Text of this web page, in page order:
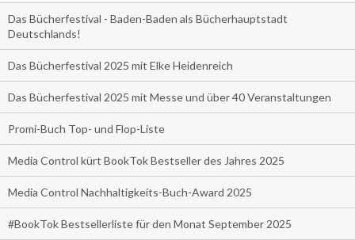
Das Bücherfestival - Baden-Baden als Bücherhauptstadt
Deutschlands!
Das Bücherfestival 2025 mit Elke Heidenreich
Das Bücherfestival 2025 mit Messe und über 40 Veranstaltungen
Promi-Buch Top- und Flop-Liste
Media Control kürt BookTok Bestseller des Jahres 2025
Media Control Nachhaltigkeits-Buch-Award 2025
#BookTok Bestsellerliste für den Monat September 2025